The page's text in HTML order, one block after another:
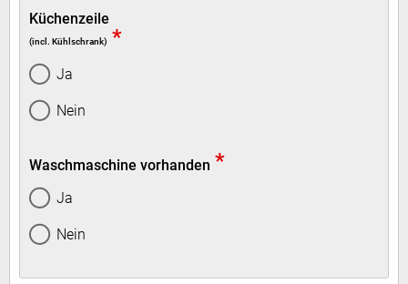
Küchenzeile
(incl. Kühlschrank) *
Ja
Nein
Waschmaschine vorhanden *
Ja
Nein